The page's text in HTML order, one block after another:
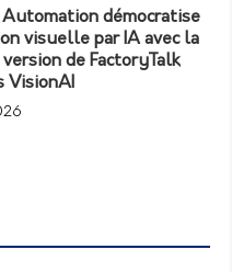
Automation démocratise
visuelle par IA avec la
de FactoryTalk
VisionAI